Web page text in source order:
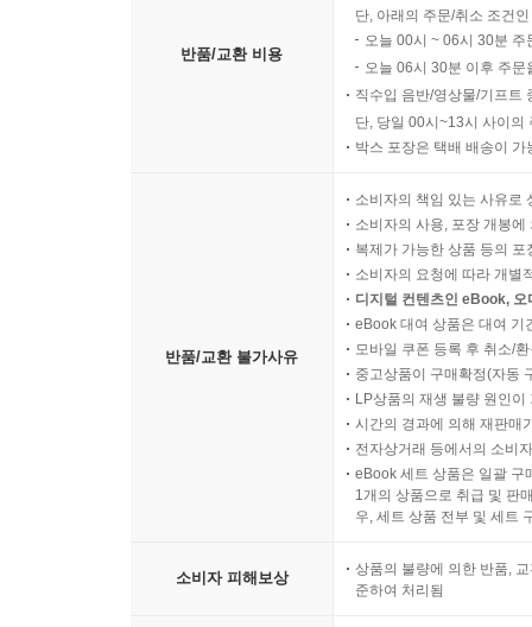
반품/교환 비용
단, 아래의 주문/취소 조건
오늘 00시 ~ 06시 30분
오늘 06시 30분 이후 주
직수입 음반/영상물/기프트
단, 당일 00시~13시 사이의
박스 포장은 택배 배송이
반품/교환 불가사유
소비자의 책임 있는 사유로
소비자의 사용, 포장 개봉
복제가 가능한 상품 등의
소비자의 요청에 따라 개별
디지털 컨텐츠인 eBook,
eBook 대여 상품은 대여 기
모바일 쿠폰 등록 후 취소/
중고상품이 구매확정(자동
LP상품의 재생 불량 원인
시간의 경과에 의해 재판매
전자상거래 등에서의 소비
eBook 세트 상품은 일괄 구
1개의 상품으로 취급 및 판
우, 세트 상품 전부 및 세트
소비자 피해보상
상품의 불량에 의한 반품,
준하여 처리됨